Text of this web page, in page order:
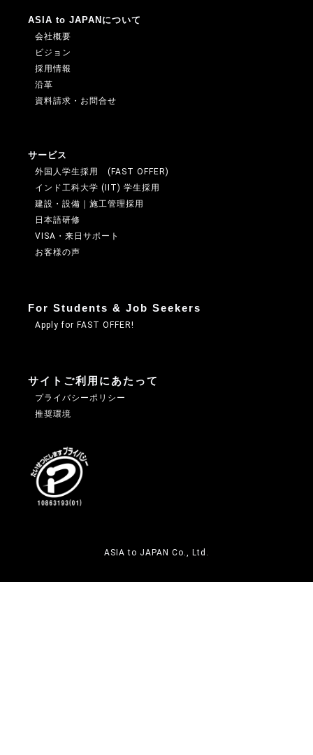
ASIA to JAPANについて
会社概要
ビジョン
採用情報
沿革
資料請求・お問合せ
サービス
外国人学生採用 (FAST OFFER)
インド工科大学 (IIT) 学生採用
建設・設備｜施工管理採用
日本語研修
VISA・来日サポート
お客様の声
For Students & Job Seekers
Apply for FAST OFFER!
サイトご利用にあたって
プライバシーポリシー
推奨環境
ASIA to JAPAN Co., Ltd.